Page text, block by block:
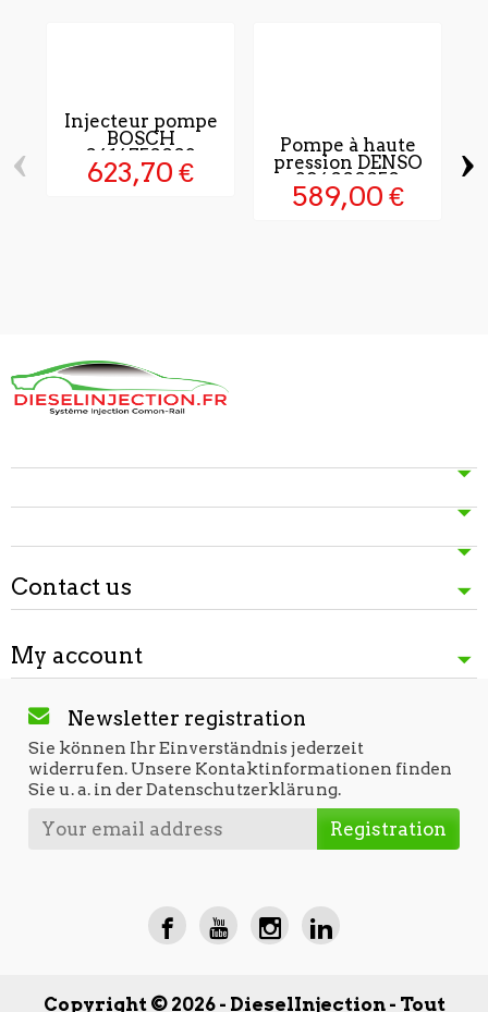
Injecteur pompe
BOSCH
0414750003
623,70 €
Pompe à haute
pression DENSO
294000050
589,00 €
‹ ›
Contact us
My account
Newsletter registration
Sie können Ihr Einverständnis jederzeit
widerrufen. Unsere Kontaktinformationen finden
Sie u. a. in der Datenschutzerklärung.
Copyright © 2026 - DieselInjection - Tout